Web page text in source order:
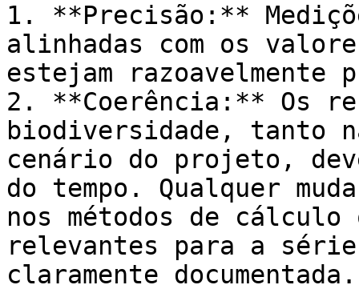
1. **Precisão:**
alinhadas com os
estejam razoavelmente
2. **Coerência:** Os
biodiversidade, tanto
cenário do projeto,
do tempo. Qualquer
nos métodos de
relevantes para a
claramente